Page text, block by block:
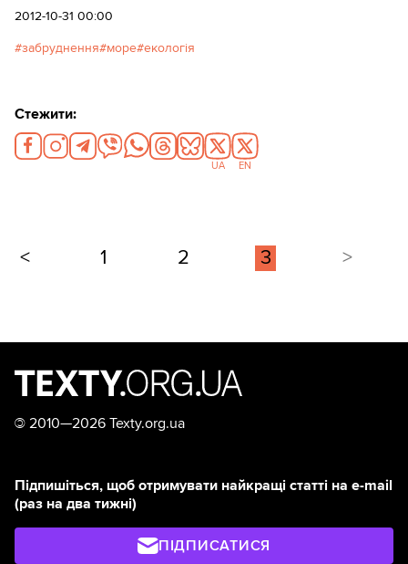
2012-10-31 00:00
забруднення море екологія
Стежити:
UA EN
< 1 2 3 >
© 2010—2026 Texty.org.ua
Підпишіться, щоб отримувати найкращі статті на e-mail
(раз на два тижні)
ПІДПИСАТИСЯ